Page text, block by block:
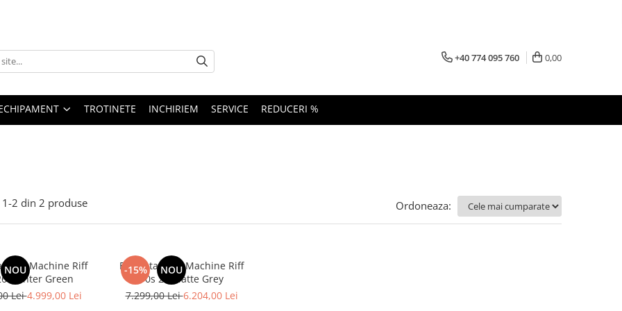
+40 774 095 760 0,00
TROTINETE INCHIRIEM SERVICE REDUCERI %
1-2 din 2 produse Ordoneaza:
NOU
Rock Machine Riff
Hunter Green
Lei4.999,00 Lei
-15% NOU
Bicicleta Rock Machine Riff
70s 26 Matte Grey
7.299,00 Lei6.204,00 Lei